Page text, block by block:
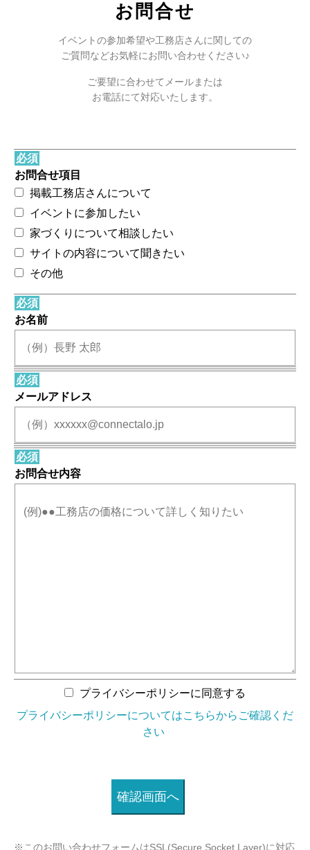
お問合せ
イベントの参加希望や工務店さんに関しての
ご質問などお気軽にお問い合わせください♪
ご要望に合わせてメールまたは
お電話にて対応いたします。
必須
お問合せ項目
掲載工務店さんについて
イベントに参加したい
家づくりについて相談したい
サイトの内容について聞きたい
その他
必須
お名前
必須
メールアドレス
必須
お問合せ内容
プライバシーポリシーに同意する
プライバシーポリシーについてはこちらからご確認くだ
さい
※このお問い合わせフォームはSSL(Secure Socket Layer)に対応